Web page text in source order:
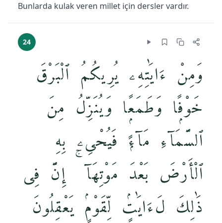
Bunlarda kulak veren millet için dersler vardır.
24
وَمِنْ ءَايَٰتِهِۦ يُرِيكُمُ ٱلْبَرْقَ
خَوْفًۭا وَطَمَعًۭا وَيُنَزِّلُ مِنَ
ٱلسَّمَآءِ مَآءًۭ فَيُحْىِۦ بِهِ
ٱلْأَرْضَ بَعْدَ مَوْتِهَآ ۚ إِنَّ فِى
ذَٰلِكَ لَءَايَٰتٍۢ لِّقَوْمٍۢ يَعْقِلُونَ